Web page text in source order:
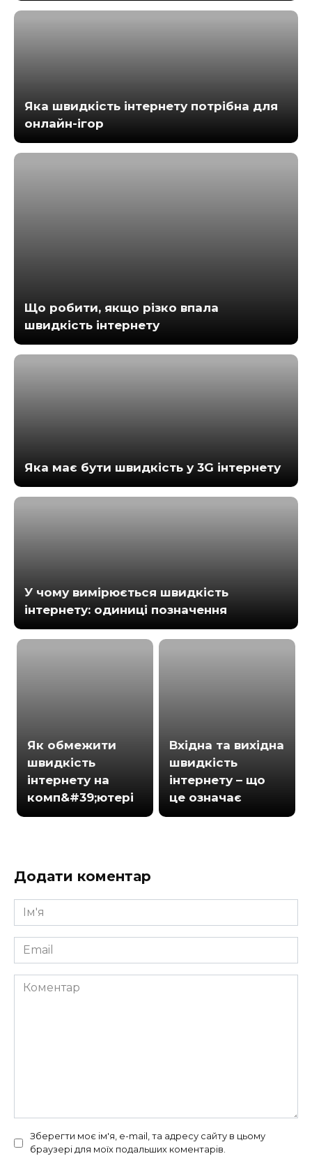
Яка швидкість інтернету потрібна для
онлайн-ігор
Що робити, якщо різко впала
швидкість інтернету
Яка має бути швидкість у 3G інтернету
У чому вимірюється швидкість
інтернету: одиниці позначення
Як обмежити
швидкість
інтернету на
комп&#39;ютері
Вхідна та вихідна
швидкість
інтернету – що
це означає
Додати коментар
Ім'я
*
Email
*
Коментар
Зберегти моє ім'я, e-mail, та адресу сайту в цьому
браузері для моїх подальших коментарів.